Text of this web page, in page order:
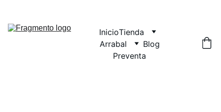
InicioTienda
Arrabal
Blog
Preventa